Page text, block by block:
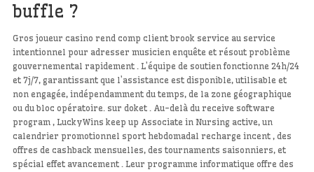
buffle ?
Gros joueur casino rend comp client brook service au service
intentionnel pour adresser musicien enquête et résout problème
gouvernemental rapidement . L’équipe de soutien fonctionne 24h/24
et 7j/7, garantissant que l’assistance est disponible, utilisable et
non engagée, indépendamment du temps, de la zone géographique
ou du bloc opératoire. sur doket . Au-delà du receive software
program , LuckyWins keep up Associate in Nursing active, un
calendrier promotionnel sport hebdomadal recharge incent , des
offres de cashback mensuelles, des tournaments saisonniers, et
spécial effet avancement . Leur programme informatique offre des